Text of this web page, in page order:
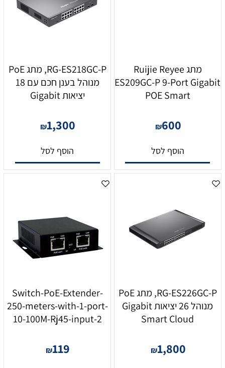
מתג Ruijie Reyee
ES209GC-P 9-Port Gigabit
POE Smart
₪600
הוסף לסל
RG-ES218GC-P, מתג PoE
מנוהל בענן חכם עם 18
יציאות Gigabit
₪1,300
הוסף לסל
RG-ES226GC-P, מתג PoE
מנוהל 26 יציאות Gigabit
Smart Cloud
₪1,800
Switch-PoE-Extender-
250-meters-with-1-port-
10-100M-Rj45-input-2
₪119